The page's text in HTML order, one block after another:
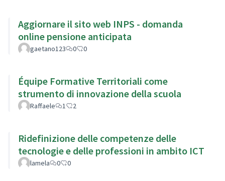
Aggiornare il sito web INPS - domanda
online pensione anticipata
gaetano123 0 0
Équipe Formative Territoriali come
strumento di innovazione della scuola
Raffaele 1 2
Ridefinizione delle competenze delle
tecnologie e delle professioni in ambito ICT
lamela 0 0